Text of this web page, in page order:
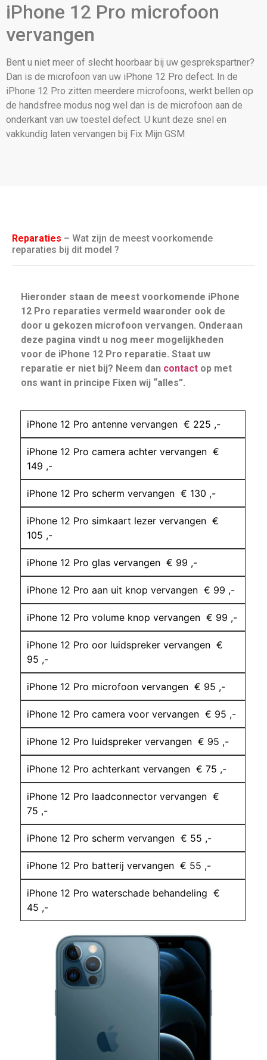
iPhone 12 Pro microfoon
vervangen
Bent u niet meer of slecht hoorbaar bij uw gesprekspartner?
Dan is de microfoon van uw iPhone 12 Pro defect. In de
iPhone 12 Pro zitten meerdere microfoons, werkt bellen op
de handsfree modus nog wel dan is de microfoon aan de
onderkant van uw toestel defect. U kunt deze snel en
vakkundig laten vervangen bij Fix Mijn GSM
Reparaties – Wat zijn de meest voorkomende
reparaties bij dit model ?
Hieronder staan de meest voorkomende iPhone
12 Pro reparaties vermeld waaronder ook de
door u gekozen microfoon vervangen. Onderaan
deze pagina vindt u nog meer mogelijkheden
voor de iPhone 12 Pro reparatie. Staat uw
reparatie er niet bij? Neem dan contact op met
ons want in principe Fixen wij “alles”.
iPhone 12 Pro antenne vervangen € 225 ,-
iPhone 12 Pro camera achter vervangen €
149 ,-
iPhone 12 Pro scherm vervangen € 130 ,-
iPhone 12 Pro simkaart lezer vervangen €
105 ,-
iPhone 12 Pro glas vervangen € 99 ,-
iPhone 12 Pro aan uit knop vervangen € 99 ,-
iPhone 12 Pro volume knop vervangen € 99 ,-
iPhone 12 Pro oor luidspreker vervangen €
95 ,-
iPhone 12 Pro microfoon vervangen € 95 ,-
iPhone 12 Pro camera voor vervangen € 95 ,-
iPhone 12 Pro luidspreker vervangen € 95 ,-
iPhone 12 Pro achterkant vervangen € 75 ,-
iPhone 12 Pro laadconnector vervangen €
75 ,-
iPhone 12 Pro scherm vervangen € 55 ,-
iPhone 12 Pro batterij vervangen € 55 ,-
iPhone 12 Pro waterschade behandeling €
45 ,-